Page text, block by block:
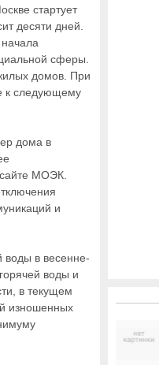
стартует
десяти дней.
сферы.
домов. При
к следующему
дома в
МОЭК.
и
воды в весенне-
воды и
в текущем
изношенных